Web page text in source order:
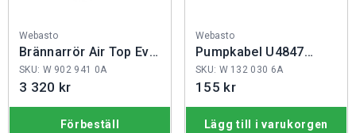
Fabrikat:
Webasto
Brännarrör Air Top Evo
40/55
SKU: W 902 941 0A
3 320 kr
Förbeställ
Fabrikat:
Webasto
Pumpkabel U4847
Econ L: 0,4 m
SKU: W 132 030 6A
155 kr
Lägg till i varukorgen